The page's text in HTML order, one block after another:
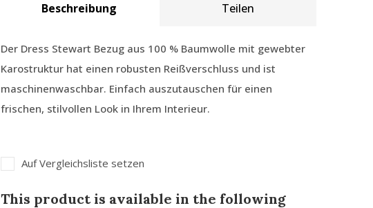
Beschreibung Teilen
Der Dress Stewart Bezug aus 100 % Baumwolle mit gewebter
Karostruktur hat einen robusten Reißverschluss und ist
maschinenwaschbar. Einfach auszutauschen für einen
frischen, stilvollen Look in Ihrem Interieur.
Auf Vergleichsliste setzen
This product is available in the following